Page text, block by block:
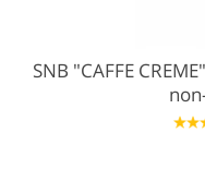
SNB "CAFFE
1 2